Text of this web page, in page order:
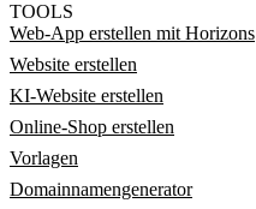
TOOLS
Web-App erstellen mit Horizons
Website erstellen
KI-Website erstellen
Online-Shop erstellen
Vorlagen
Domainnamengenerator